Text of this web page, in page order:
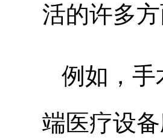
活的许多
例如，手
端医疗设